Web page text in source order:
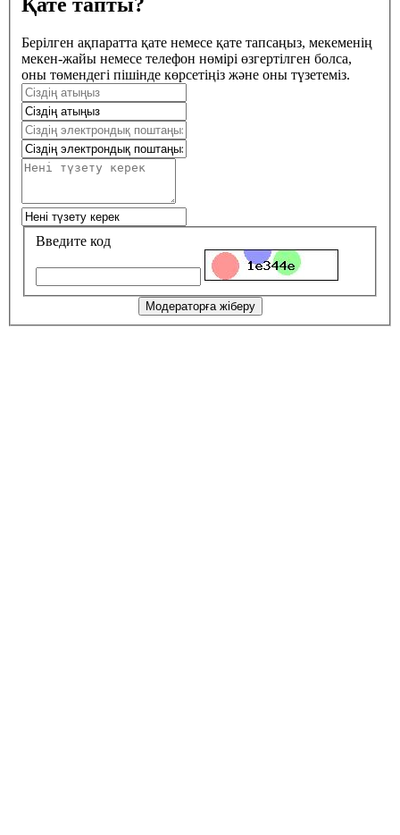
Берілген ақпаратта қате немесе қате тапсаңыз, мекеменің
мекен-жайы немесе телефон нөмірі өзгертілген болса,
оны төмендегі пішінде көрсетіңіз және оны түзетеміз.
Введите код
Модераторға жіберу